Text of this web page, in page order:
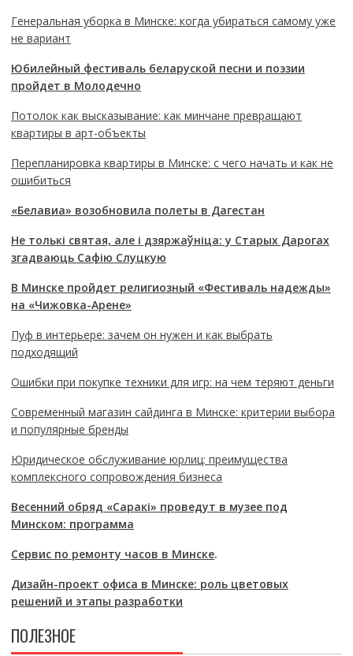
Генеральная уборка в Минске: когда убираться самому уже
не вариант
Юбилейный фестиваль беларуской песни и поэзии
пройдет в Молодечно
Потолок как высказывание: как минчане превращают
квартиры в арт-объекты
Перепланировка квартиры в Минске: с чего начать и как не
ошибиться
«Белавиа» возобновила полеты в Дагестан
Не толькі святая, але і дзяржаўніца: у Старых Дарогах
згадваюць Сафію Слуцкую
В Минске пройдет религиозный «Фестиваль надежды»
на «Чижовка-Арене»
Пуф в интерьере: зачем он нужен и как выбрать
подходящий
Ошибки при покупке техники для игр: на чем теряют деньги
Современный магазин сайдинга в Минске: критерии выбора
и популярные бренды
Юридическое обслуживание юрлиц: преимущества
комплексного сопровождения бизнеса
Весенний обряд «Саракі» проведут в музее под
Минском: программа
Сервис по ремонту часов в Минске.
Дизайн-проект офиса в Минске: роль цветовых
решений и этапы разработки
ПОЛЕЗНОЕ